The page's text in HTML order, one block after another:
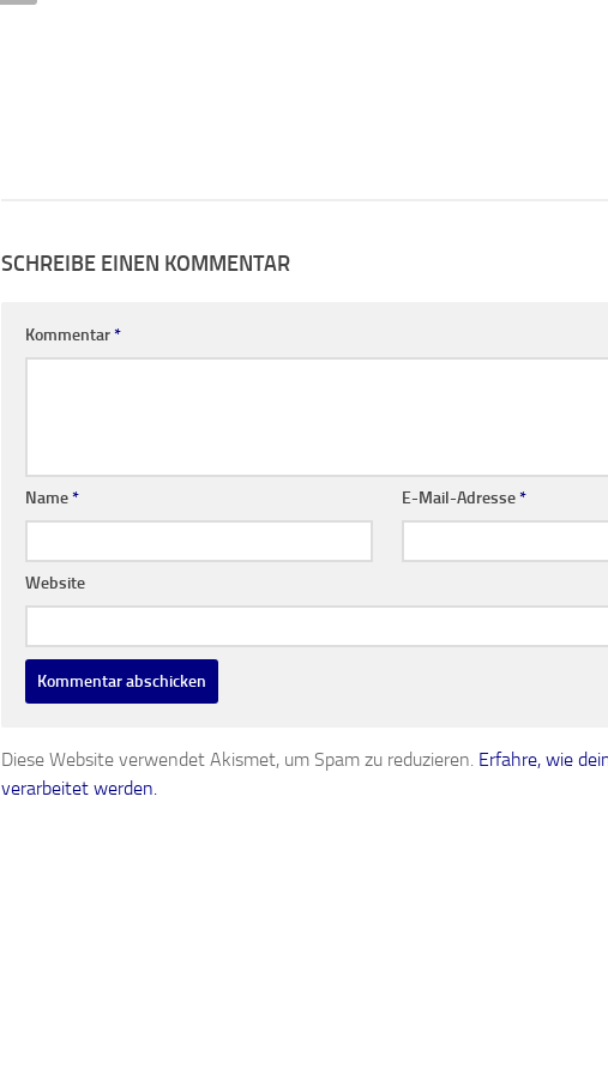
SCHREIBE EINEN KOMMENTAR
Kommentar*
Name* E-Mail-Adresse*
Website
Diese Website verwendet Akismet, um Spam zu reduzieren. Erfahre, wie
verarbeitet werden.